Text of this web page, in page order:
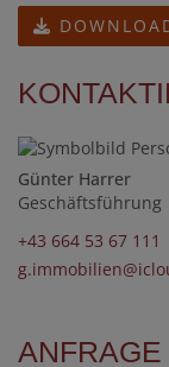
Günter Harrer
Geschäftsführung
+43 664 53 67 111